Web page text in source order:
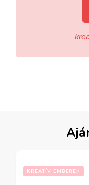
KREATÍV EMBEREK